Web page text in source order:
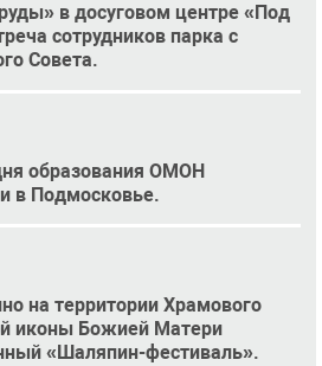
в досуговом центре «Под
сотрудников парка с
Совета.
образования ОМОН
в Подмосковье.
на территории Храмового
иконы Божией Матери
«Шаляпин-фестиваль».